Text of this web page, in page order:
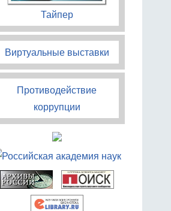
Тайпер
Виртуальные выставки
Противодействие
коррупции